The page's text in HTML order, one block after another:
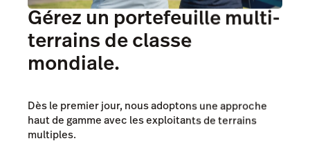
Gérez un portefeuille multi-
terrains de classe
mondiale.
Dès le premier jour, nous adoptons une approche
haut de gamme avec les exploitants de terrains
multiples.